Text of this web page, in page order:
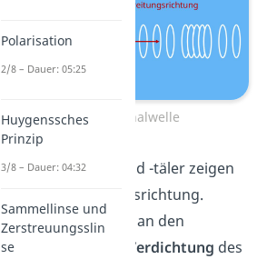
Longitudinalwelle
Die Wellenberge und -täler zeigen
sich in Ausbreitungsrichtung.
Dadurch kommt es an den
Wellenbergen zur
Verdichtung des
Polarisation
2/8 – Dauer: 05:25
Huygenssches
Prinzip
3/8 – Dauer: 04:32
Sammellinse und
Zerstreuungsslin
se